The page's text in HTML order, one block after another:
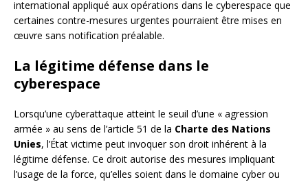
international appliqué aux opérations dans le cyberespace que
certaines contre-mesures urgentes pourraient être mises en
œuvre sans notification préalable.
La légitime défense dans le
cyberespace
Lorsqu’une cyberattaque atteint le seuil d’une « agression
armée » au sens de l’article 51 de la Charte des Nations
Unies, l’État victime peut invoquer son droit inhérent à la
légitime défense. Ce droit autorise des mesures impliquant
l’usage de la force, qu’elles soient dans le domaine cyber ou